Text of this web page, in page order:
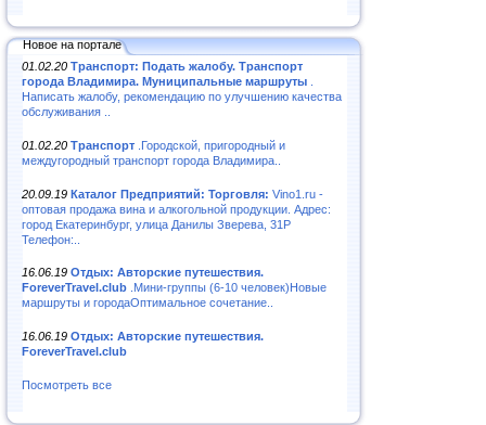
Новое на портале
01.02.20 Транспорт: Подать жалобу. Транспорт
города Владимира. Муниципальные маршруты
Написать жалобу, рекомендацию по улучшению качества
обслуживания ..
01.02.20 Транспорт .Городской, пригородный и
междугородный транспорт города Владимира..
20.09.19 Каталог Предприятий: Торговля: Vino1.ru -
оптовая продажа вина и алкогольной продукции. Адрес:
город Екатеринбург, улица Данилы Зверева, 31Р
Телефон:..
16.06.19 Отдых: Авторские путешествия.
ForeverTravel.club .Мини-группы (6-10 человек)Новые
маршруты и городаОптимальное сочетание..
16.06.19 Отдых: Авторские путешествия.
ForeverTravel.club
Посмотреть все